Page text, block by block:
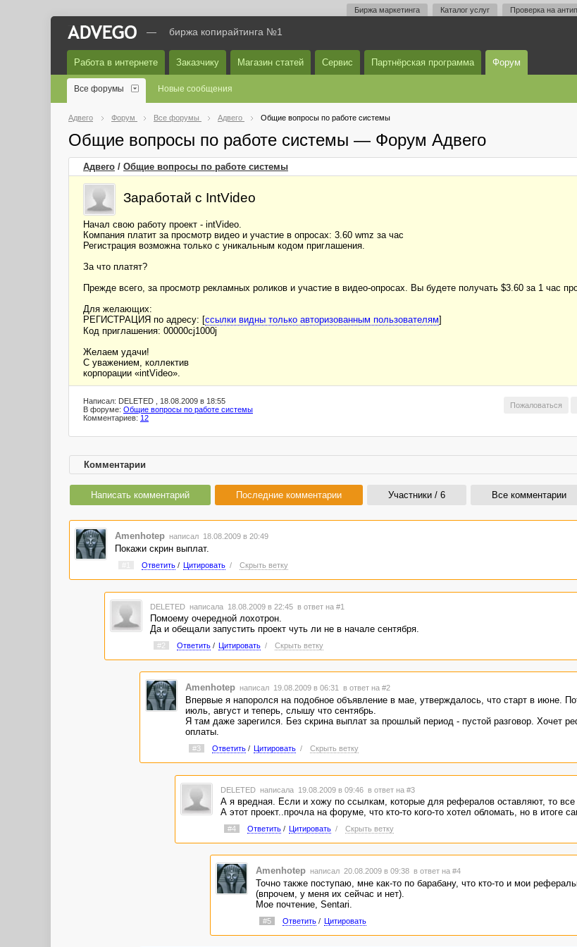
Биржа маркетинга Каталог услуг Проверка на
— биржа копирайтинга №1
Работа в интернете Заказчику Магазин статей Сервис Партнёрская программа Форум
Все форумы Новые сообщения
Адвего Форум Все форумы Адвего Общие вопросы по работе системы
Общие вопросы по работе системы — Форум Адвего
Адвего / Общие вопросы по работе системы
Заработай с IntVideo
Начал свою работу проект - intVideo.
Компания платит за просмотр видео и участие в опросах: 3.60 wmz за чаc
Регистрация возможна только с уникальным кодом приглашения.
За что платят?
Прежде всего, за просмотр рекламных роликов и участие в видео-опросах. Вы будете получать $3.60 за 1 час
Для желающих:
РЕГИСТРАЦИЯ по адресу: [ссылки видны только авторизованным пользователям]
Код приглашения: 00000cj1000j
Желаем удачи!
С уважением, коллектив
корпорации «intVideo».
Пожаловаться
Написал: DELETED , 18.08.2009 в 18:55
В форуме: Общие вопросы по работе системы
Комментариев: 12
Комментарии
Написать комментарий Последние комментарии Участники / 6 Все комментарии
Amenhotep написал 18.08.2009 в 20:49
Покажи скрин выплат.
Ответить/ Цитировать / Скрыть ветку
DELETED написала 18.08.2009 в 22:45 в ответ на #1
Помоему очередной лохотрон.
Да и обещали запустить проект чуть ли не в начале сентября.
#2 Ответить/ Цитировать / Скрыть ветку
Amenhotep написал 19.08.2009 в 06:31 в ответ на #2
Впервые я напоролся на подобное объявление в мае, утверждалось, что старт в июне.
июль, август и теперь, слышу что сентябрь.
Я там даже зарегился. Без скрина выплат за прошлый период - пустой разговор. Хочет
оплаты.
#3 Ответить/ Цитировать / Скрыть ветку
DELETED написала 19.08.2009 в 09:46 в ответ на #3
А я вредная. Если и хожу по ссылкам, которые для рефералов оставляют, то
А этот проект..прочла на форуме, что кто-то кого-то хотел обломать, но в итоге
#4 Ответить/ Цитировать / Скрыть ветку
Amenhotep написал 20.08.2009 в 09:38 в ответ на #4
Точно также поступаю, мне как-то по барабану, что кто-то и мои
(впрочем, у меня их сейчас и нет).
Мое почтение, Sentari.
#5 Ответить/ Цитировать